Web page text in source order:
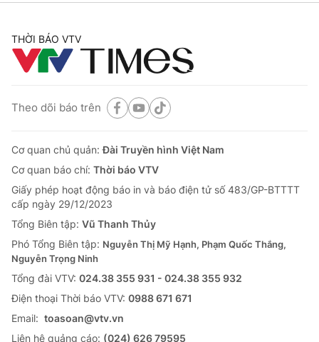
THỜI BÁO VTV
Theo dõi báo trên
Cơ quan chủ quản:Đài Truyền hình Việt Nam
Cơ quan báo chí: Thời báo VTV
Giấy phép hoạt động báo in và báo điện tử số 483/GP-BTTTT
cấp ngày 29/12/2023
Tổng Biên tập: Vũ Thanh Thủy
Phó Tổng Biên tập: Nguyễn Thị Mỹ Hạnh, Phạm Quốc Thắng,
Nguyễn Trọng Ninh
Tổng đài VTV: 024.38 355 931 - 024.38 355 932
Ðiện thoại Thời báo VTV: 0988 671 671
Email: toasoan@vtv.vn
Liên hệ quảng cáo: (024) 626 79595